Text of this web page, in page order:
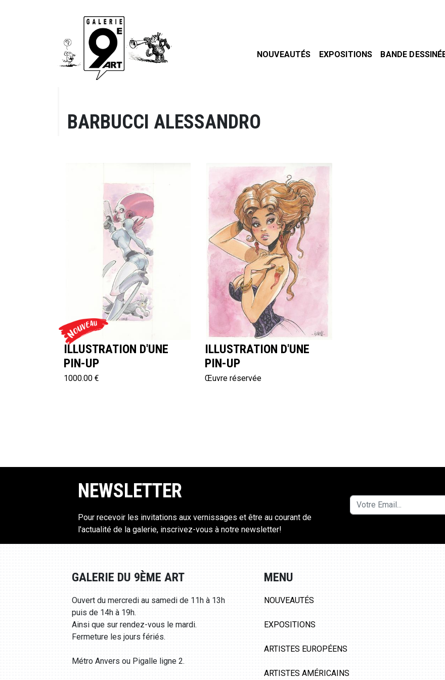
NOUVEAUTÉS EXPOSITIONS BANDE
BARBUCCI ALESSANDRO
ILLUSTRATION D'UNE
PIN-UP
1000.00 €
ILLUSTRATION D'UNE
PIN-UP
Œuvre réservée
NEWSLETTER
Pour recevoir les invitations aux vernissages et être au courant de
l'actualité de la galerie, inscrivez-vous à notre newsletter!
GALERIE DU 9ÈME ART
Ouvert du mercredi au samedi de 11h à 13h
puis de 14h à 19h.
Ainsi que sur rendez-vous le mardi.
Fermeture les jours fériés.
Métro Anvers ou Pigalle ligne 2.
MENU
NOUVEAUTÉS
EXPOSITIONS
ARTISTES EUROPÉENS
ARTISTES AMÉRICAINS